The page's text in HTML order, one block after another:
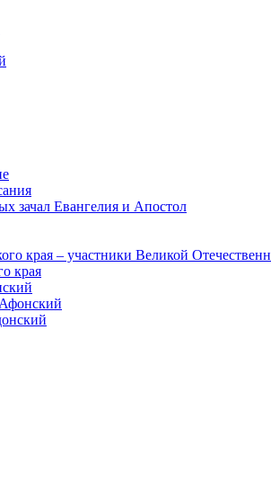
зачал Евангелия и Апостол
края – участники Великой
края